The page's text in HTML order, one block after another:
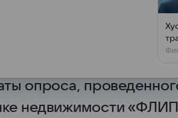
что покупка
опроса,
недвижимости